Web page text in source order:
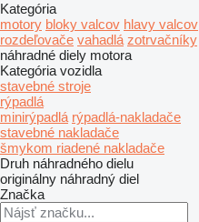
Kategória
motory bloky valcov hlavy valcov
rozdeľovače vahadlá zotrvačníky
náhradné diely motora
Kategória vozidla
stavebné stroje
rýpadlá
minirýpadlá rýpadlá-nakladače
stavebné nakladače
šmykom riadené nakladače
Druh náhradného dielu
originálny náhradný diel
Značka